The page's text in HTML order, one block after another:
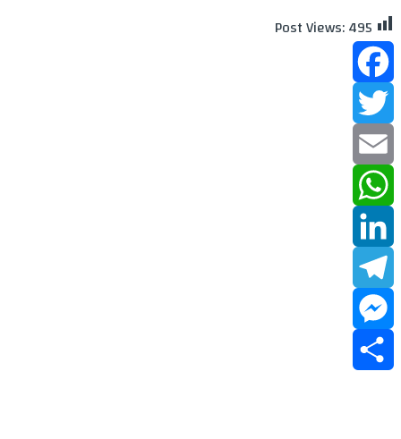
Post Views:495
Facebook
Twitter
Email
WhatsApp
LinkedIn
Telegram
Messenger